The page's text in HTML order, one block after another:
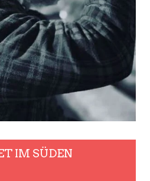
IM SÜDEN